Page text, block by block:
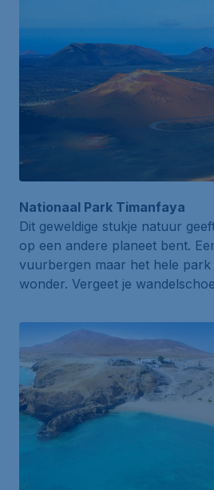
Nationaal Park Timanfaya
Dit geweldige stukje natuur
op een andere planeet bent.
vuurbergen maar het hele
wonder. Vergeet je